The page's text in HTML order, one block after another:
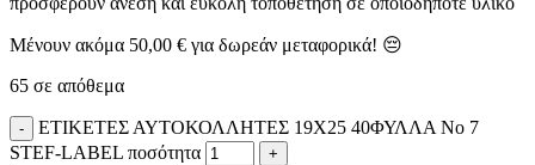
Μένουν ακόμα 50,00 € για δωρεάν μεταφορικά! 😔
65 σε απόθεμα
ΕΤΙΚΕΤΕΣ ΑΥΤΟΚΟΛΛΗΤΕΣ 19Χ25 40ΦΥΛΛΑ No 7
STEF-LABEL ποσότητα